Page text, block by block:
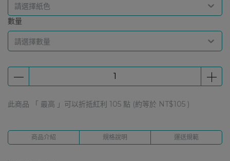
請選擇紙色
數量
請選擇數量
此商品 「 最高 」可以折抵紅利 105 點 (約等於 NT$105 )
商品介紹 規格說明 運送規範